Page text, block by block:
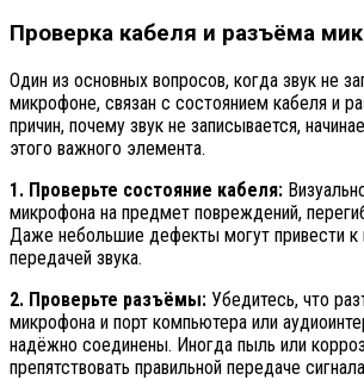
Проверка кабеля и разъёма
Один из основных вопросов, когда звук не
микрофоне, связан с состоянием кабеля и
причин, почему звук не записывается,
этого важного элемента.
1. Проверьте состояние кабеля:
микрофона на предмет повреждений,
Даже небольшие дефекты могут привести
передачей звука.
2. Проверьте разъёмы: Убедитесь, что
микрофона и порт компьютера или
надёжно соединены. Иногда пыль или
препятствовать правильной передаче